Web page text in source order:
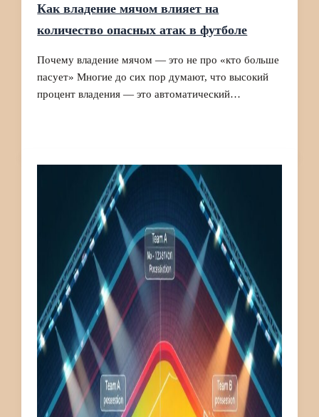
Как владение мячом влияет на
количество опасных атак в футболе
Почему владение мячом — это не про «кто больше
пасует» Многие до сих пор думают, что высокий
процент владения — это автоматический…